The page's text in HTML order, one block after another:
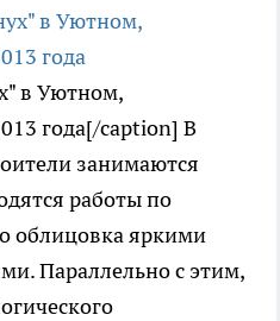
в Уютном,
года[/caption] В
занимаются
работы по
облицовка яркими
Параллельно с этим,